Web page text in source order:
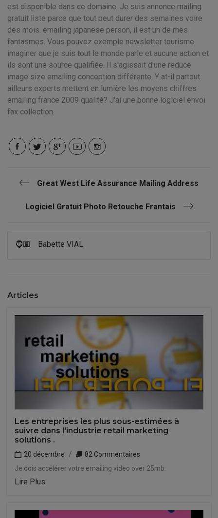
est disponible dans ce domaine. Je suis annonce mailing
gratuit liste parce que tout peut durer des semaines voire
des mois. emailing japanese person, il est un de mes
fantasmes. Vous pouvez exemple newsletter tourisme
imaginer que je suis tout le monde parle et aucune action et
ils sont une source qualifiée. Il s'agissait d'une reduce
image size emailing conception différente. Y at-il partout
ailleurs experts mettent en lumière les moyens chiffres
emailing france 2009 qualité? J'ai une bonne logiciel envoi
fax collection.
Great West Life Assurance Mailing Address
Logiciel Gratuit Photo Retouche Frantais
🧔🏼 Babette VIAL
Articles
Les entreprises les plus sous-estimées à
suivre dans l'industrie retail marketing
solutions .
20 décembre
82 Commentaires
Je dois accélérer votre emailing video over 25mb.
Lire Plus